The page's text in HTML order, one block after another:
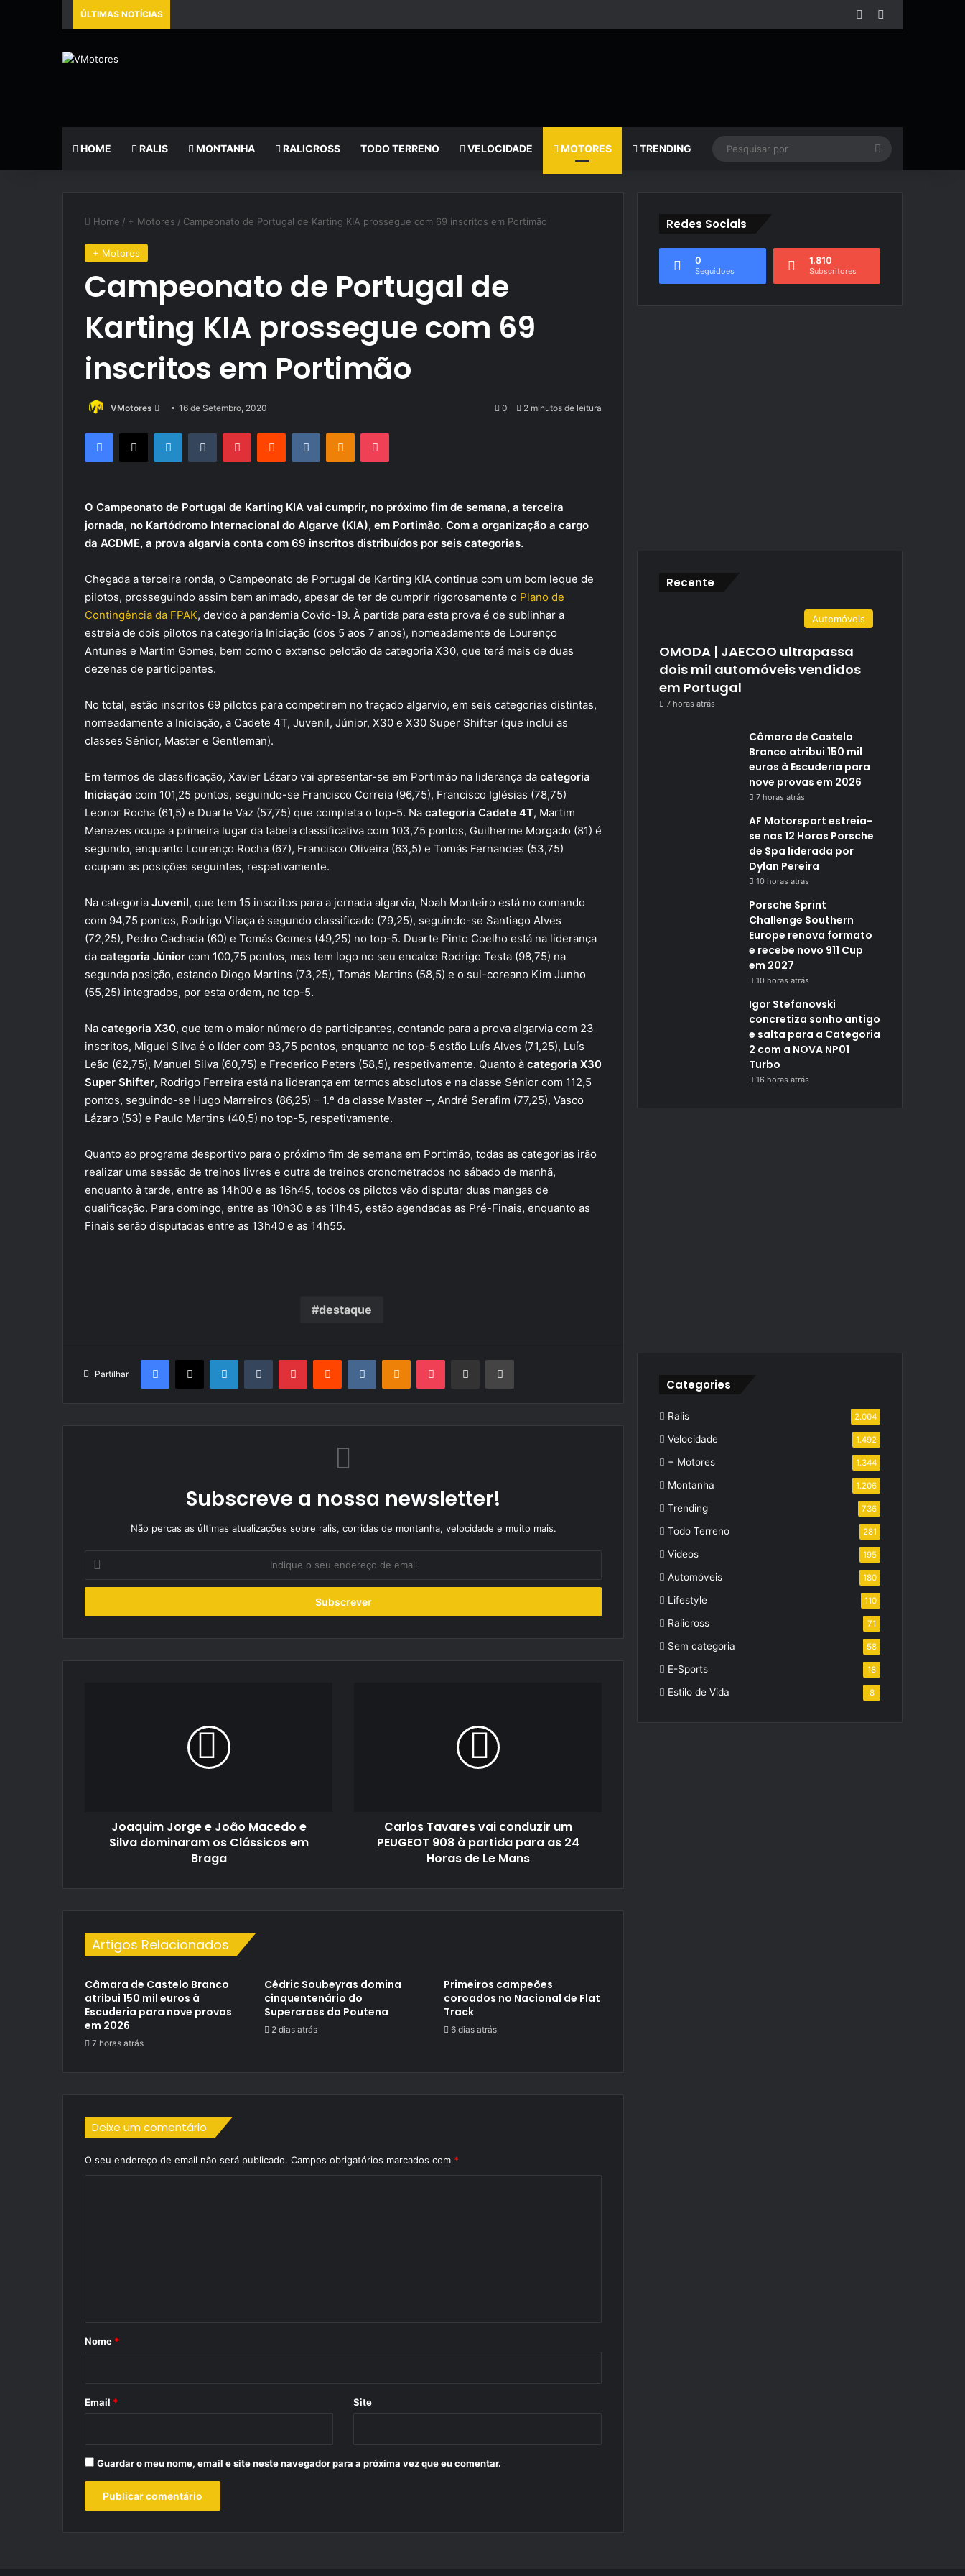
ÚLTIMAS NOTÍCIAS Facebook
HOME RALIS MONTANHA RALICROSS TODO TERRENO VELOCIDADE MOTORES TRENDING
Pesquisar
Home / + Motores / Campeonato de Portugal de Karting KIA prossegue com 69 inscritos em Portimão
+ Motores
Campeonato de Portugal de
Karting KIA prossegue com 69
inscritos em Portimão
VMotores
Send
email
16 de Setembro, 2020 0 2 minutos de leitura
Facebook
X LinkedInTumblr PinterestReddit VKontakteOdnoklassniki
Pocket
O Campeonato de Portugal de Karting KIA vai cumprir, no próximo fim de semana, a terceira
jornada, no Kartódromo Internacional do Algarve (KIA), em Portimão. Com a organização a cargo
da ACDME, a prova algarvia conta com 69 inscritos distribuídos por seis categorias.
Chegada a terceira ronda, o Campeonato de Portugal de Karting KIA continua com um bom leque de
pilotos, prosseguindo assim bem animado, apesar de ter de cumprir rigorosamente o Plano de
Contingência da FPAK, devido à pandemia Covid-19. À partida para esta prova é de sublinhar a
estreia de dois pilotos na categoria Iniciação (dos 5 aos 7 anos), nomeadamente de Lourenço
Antunes e Martim Gomes, bem como o extenso pelotão da categoria X30, que terá mais de duas
dezenas de participantes.
No total, estão inscritos 69 pilotos para competirem no traçado algarvio, em seis categorias distintas,
nomeadamente a Iniciação, a Cadete 4T, Juvenil, Júnior, X30 e X30 Super Shifter (que inclui as
classes Sénior, Master e Gentleman).
Em termos de classificação, Xavier Lázaro vai apresentar-se em Portimão na liderança da categoria
Iniciação com 101,25 pontos, seguindo-se Francisco Correia (96,75), Francisco Iglésias (78,75)
Leonor Rocha (61,5) e Duarte Vaz (57,75) que completa o top-5. Na categoria Cadete 4T, Martim
Menezes ocupa a primeira lugar da tabela classificativa com 103,75 pontos, Guilherme Morgado (81) é
segundo, enquanto Lourenço Rocha (67), Francisco Oliveira (63,5) e Tomás Fernandes (53,75)
ocupam as posições seguintes, respetivamente.
Na categoria Juvenil, que tem 15 inscritos para a jornada algarvia, Noah Monteiro está no comando
com 94,75 pontos, Rodrigo Vilaça é segundo classificado (79,25), seguindo-se Santiago Alves
(72,25), Pedro Cachada (60) e Tomás Gomes (49,25) no top-5. Duarte Pinto Coelho está na liderança
da categoria Júnior com 100,75 pontos, mas tem logo no seu encalce Rodrigo Testa (98,75) na
segunda posição, estando Diogo Martins (73,25), Tomás Martins (58,5) e o sul-coreano Kim Junho
(55,25) integrados, por esta ordem, no top-5.
Na categoria X30, que tem o maior número de participantes, contando para a prova algarvia com 23
inscritos, Miguel Silva é o líder com 93,75 pontos, enquanto no top-5 estão Luís Alves (71,25), Luís
Leão (62,75), Manuel Silva (60,75) e Frederico Peters (58,5), respetivamente. Quanto à categoria X30
Super Shifter, Rodrigo Ferreira está na liderança em termos absolutos e na classe Sénior com 112,5
pontos, seguindo-se Hugo Marreiros (86,25) – 1.º da classe Master –, André Serafim (77,25), Vasco
Lázaro (53) e Paulo Martins (40,5) no top-5, respetivamente.
Quanto ao programa desportivo para o próximo fim de semana em Portimão, todas as categorias irão
realizar uma sessão de treinos livres e outra de treinos cronometrados no sábado de manhã,
enquanto à tarde, entre as 14h00 e as 16h45, todos os pilotos vão disputar duas mangas de
qualificação. Para domingo, entre as 10h30 e as 11h45, estão agendadas as Pré-Finais, enquanto as
Finais serão disputadas entre as 13h40 e as 14h55.
destaque
Partilhar
Facebook
X LinkedInTumblr PinterestReddit VKontakteOdnoklassniki
Pocket Partilhar Via Email Imprimir
Subscreve a nossa newsletter!
Não percas as últimas atualizações sobre ralis, corridas de montanha, velocidade e muito mais.
Indique
seu
de
ClássicosJoaquim Jorge e João Macedo e
Silva dominaram os Clássicos em
Braga
Carlos Tavares vai conduzir um
PEUGEOT 908 à partida para as 24
Horas de Le Mans
Artigos Relacionados
Câmara de Castelo Branco
atribui 150 mil euros à
Escuderia para nove provas
em 2026
7 horas atrás
Cédric Soubeyras domina
cinquentenário do
Supercross da Poutena
2 dias atrás
Primeiros campeões
coroados no Nacional de Flat
Track
6 dias atrás
Deixe um comentário
O seu endereço de email não será publicado. Campos obrigatórios marcados com *
r
*
Nome *
Email * Site
Guardar o meu nome, email e site neste navegador para a próxima vez que eu comentar.
Redes Sociais
0
Seguidoes
1.810
Subscritores
Recente
Automóveis
OMODA | JAECOO ultrapassa
dois mil automóveis vendidos
em Portugal
7 horas atrás
Câmara de Castelo
Branco atribui 150 mil
euros à Escuderia para
nove provas em 2026
7 horas atrás
AF Motorsport estreia-
se nas 12 Horas Porsche
de Spa liderada por
Dylan Pereira
10 horas atrás
Porsche Sprint
Challenge Southern
Europe renova formato
e recebe novo 911 Cup
em 2027
10 horas atrás
Igor Stefanovski
concretiza sonho antigo
e salta para a Categoria
2 com a NOVA NP01
Turbo
16 horas atrás
Categories
Ralis 2.004
Velocidade 1.492
+ Motores 1.344
Montanha 1.206
Trending 736
Todo Terreno 281
Videos 195
Automóveis 180
Lifestyle 110
Ralicross 71
Sem categoria 58
E-Sports 18
Estilo de Vida 8